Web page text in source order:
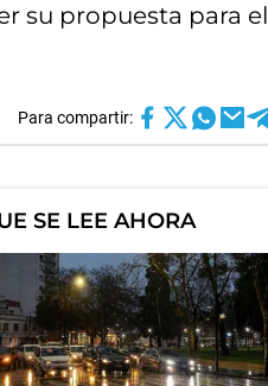
su propuesta para el
Para compartir:
SE LEE AHORA